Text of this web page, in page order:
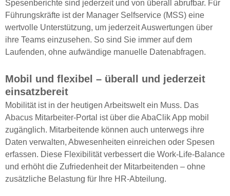
Spesenberichte sind jederzeit und von überall abrufbar. Für
Führungskräfte ist der Manager Selfservice (MSS) eine
wertvolle Unterstützung, um jederzeit Auswertungen über
ihre Teams einzusehen. So sind Sie immer auf dem
Laufenden, ohne aufwändige manuelle Datenabfragen.
Mobil und flexibel – überall und jederzeit
einsatzbereit
Mobilität ist in der heutigen Arbeitswelt ein Muss. Das
Abacus Mitarbeiter-Portal ist über die AbaClik App mobil
zugänglich. Mitarbeitende können auch unterwegs ihre
Daten verwalten, Abwesenheiten einreichen oder Spesen
erfassen. Diese Flexibilität verbessert die Work-Life-Balance
und erhöht die Zufriedenheit der Mitarbeitenden – ohne
zusätzliche Belastung für Ihre HR-Abteilung.